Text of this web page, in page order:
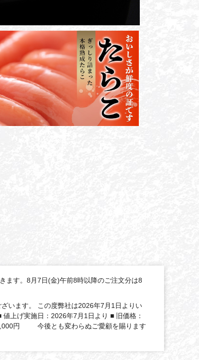
ます。8月7日(金)午前8時以降のご注文分は8
います。 この度弊社は2026年7月1日よりい
上げ実施日：2026年7月1日より ■ 旧価格：
円 今後とも変わらぬご愛顧を賜ります